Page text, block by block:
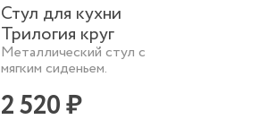
Стул для кухни
Трилогия круг
Металлический стул с
мягким сиденьем.
2 520 ₽